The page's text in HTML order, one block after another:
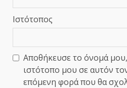
Ιστότοπος
Αποθήκευσε το όνομά
ιστότοπο μου σε αυτόν
επόμενη φορά που θα